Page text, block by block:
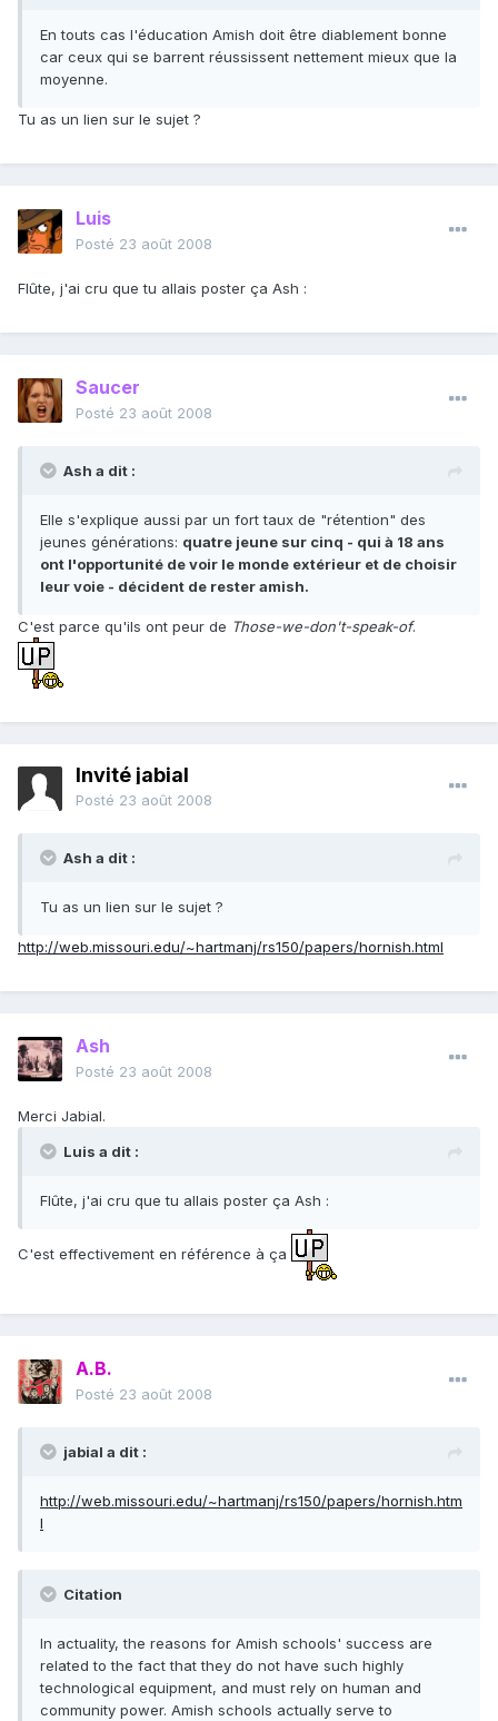
En touts cas l'éducation Amish doit être diablement bonne
car ceux qui se barrent réussissent nettement mieux que la
moyenne.
Tu as un lien sur le sujet ?
Luis
Posté 23 août 2008
Flûte, j'ai cru que tu allais poster ça Ash :
Saucer
Posté 23 août 2008
Ash a dit :
Elle s'explique aussi par un fort taux de "rétention" des
jeunes générations: quatre jeune sur cinq - qui à 18 ans
ont l'opportunité de voir le monde extérieur et de choisir
leur voie - décident de rester amish.
C'est parce qu'ils ont peur de Those-we-don't-speak-of.
Invité jabial
Posté 23 août 2008
Ash a dit :
Tu as un lien sur le sujet ?
http://web.missouri.edu/~hartmanj/rs150/papers/hornish.html
Ash
Posté 23 août 2008
Merci Jabial.
Luis a dit :
Flûte, j'ai cru que tu allais poster ça Ash :
C'est effectivement en référence à ça
A.B.
Posté 23 août 2008
jabial a dit :
http://web.missouri.edu/~hartmanj/rs150/papers/hornish.htm
l
Citation
In actuality, the reasons for Amish schools' success are
related to the fact that they do not have such highly
technological equipment, and must rely on human and
community power. Amish schools actually serve to